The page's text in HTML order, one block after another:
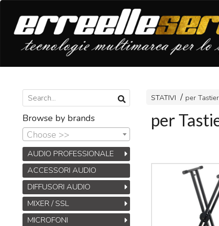
STATIVI per
per
Browse by brands
Choose >>
AUDIO PROFESSIONALE
ACCESSORI AUDIO
DIFFUSORI AUDIO
MIXER / SSL
MICROFONI